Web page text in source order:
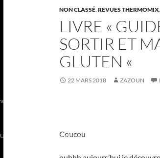
NON CLASSÉ,REVUES THERMOMIX,
LIVRE «
SORTIR ET
GLUTEN «
22 MARS 2018 ZAZOUN
Coucou